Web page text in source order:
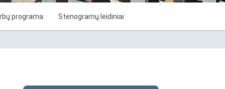
programa Stenogramų leidiniai